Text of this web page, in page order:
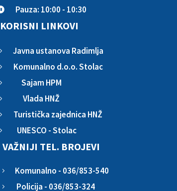
Pauza: 10:00 - 10:30
KORISNI LINKOVI
Javna ustanova Radimlja
Komunalno d.o.o. Stolac
Sajam HPM
Vlada HNŽ
Turistička zajednica HNŽ
UNESCO - Stolac
VAŽNIJI TEL. BROJEVI
Komunalno - 036/853-540
Policija - 036/853-324